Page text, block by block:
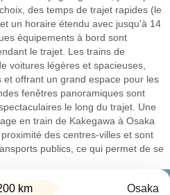
des temps de trajet rapides (le
un horaire étendu avec jusqu'à 14
équipements à bord sont
le trajet. Les trains de
voitures légères et spacieuses,
offrant un grand espace pour les
fenêtres panoramiques sont
le long du trajet. Une
en train de Kakegawa à Osaka
des centres-villes et sont
publics, ce qui permet de se
km Osaka